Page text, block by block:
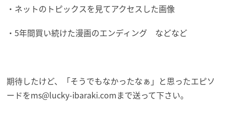
・ネットのトピックスを見てアクセスした画像
・5年間買い続けた漫画のエンディング などなど
期待したけど、「そうでもなかったなぁ」と思ったエピソ
ードをms@lucky-ibaraki.comまで送って下さい。